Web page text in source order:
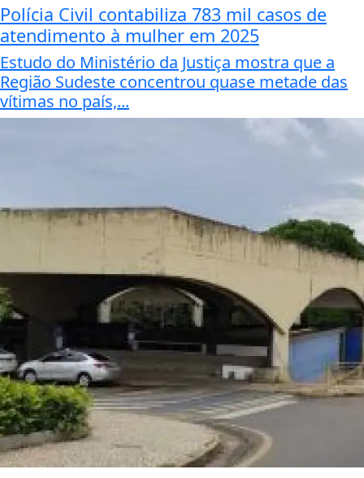
Polícia Civil contabiliza 783 mil casos de
atendimento à mulher em 2025
Estudo do Ministério da Justiça mostra que a
Região Sudeste concentrou quase metade das
vítimas no país,...